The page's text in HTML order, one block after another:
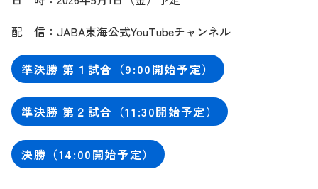
配 信：JABA東海公式YouTubeチャンネル
準決勝 第１試合（9:00開始予定）
準決勝 第２試合（11:30開始予定）
決勝（14:00開始予定）